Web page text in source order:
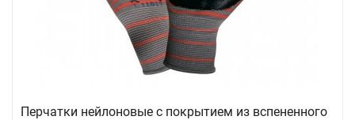
Перчатки нейлоновые с покрытием из вспененного